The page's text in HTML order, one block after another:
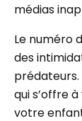
médias
Le numéro
des
prédateurs.
qui s’offre
votre